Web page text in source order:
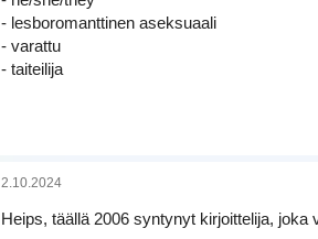
- lesboromanttinen aseksuaali
- varattu
- taiteilija
2.10.2024
Heips, täällä 2006 syntynyt kirjoittelija,